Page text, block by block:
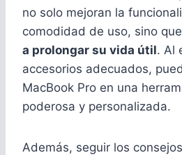
no solo mejoran la
comodidad de uso, sino que
a prolongar su vida útil. Al
accesorios adecuados,
MacBook Pro en una
poderosa y personalizada.
Además, seguir los